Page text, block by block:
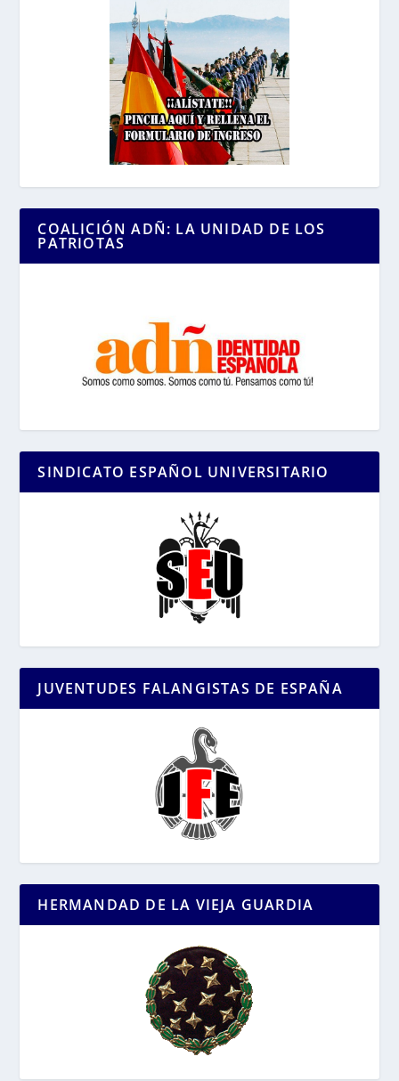
COALICIÓN ADÑ: LA UNIDAD DE LOS
PATRIOTAS
SINDICATO ESPAÑOL UNIVERSITARIO
JUVENTUDES FALANGISTAS DE ESPAÑA
HERMANDAD DE LA VIEJA GUARDIA